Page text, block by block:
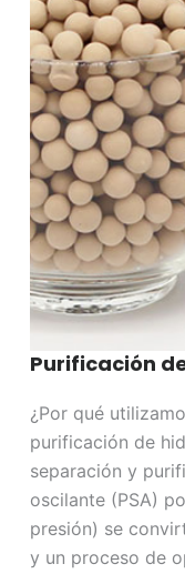
Purificación
¿Por qué
purificación de
separación y
oscilante (PSA)
presión) se
y un proceso de